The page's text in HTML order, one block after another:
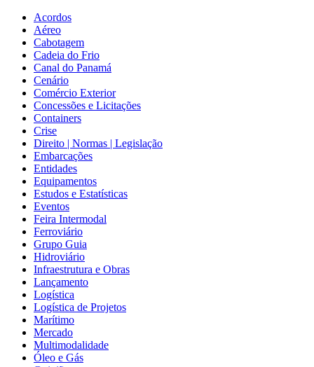
Acordos
Aéreo
Cabotagem
Cadeia do Frio
Canal do Panamá
Cenário
Comércio Exterior
Concessões e Licitações
Containers
Crise
Direito | Normas | Legislação
Embarcações
Entidades
Equipamentos
Estudos e Estatísticas
Eventos
Feira Intermodal
Ferroviário
Grupo Guia
Hidroviário
Infraestrutura e Obras
Lançamento
Logística
Logística de Projetos
Marítimo
Mercado
Multimodalidade
Óleo e Gás